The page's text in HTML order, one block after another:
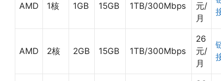
AMD 1核 1GB 15GB 1TB/300Mbps
元/
月
AMD 2核 2GB 15GB 1TB/300Mbps
26
元/
月